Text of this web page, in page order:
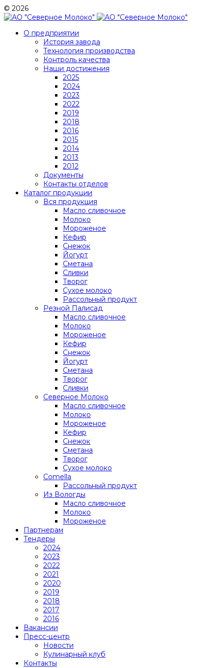
© 2026
О предприятии
История завода
Технология производства
Контроль качества
Наши достижения
2025
2024
2023
2022
2019
2018
2016
2015
2014
2013
2012
Документы
Контакты отделов
Каталог продукции
Вся продукция
Масло сливочное
Молоко
Мороженое
Кефир
Снежок
Йогурт
Сметана
Сливки
Творог
Сухое молоко
Рассольный продукт
Резной Палисад
Масло сливочное
Молоко
Мороженое
Кефир
Снежок
Йогурт
Сметана
Творог
Сливки
Северное Молоко
Масло сливочное
Молоко
Мороженое
Кефир
Снежок
Сметана
Творог
Сухое молоко
Comеlla
Рассольный продукт
Из Вологды
Масло сливочное
Молоко
Мороженое
Партнерам
Тендеры
2024
2023
2022
2021
2020
2019
2018
2017
2016
Вакансии
Пресс-центр
Новости
Кулинарный клуб
Контакты